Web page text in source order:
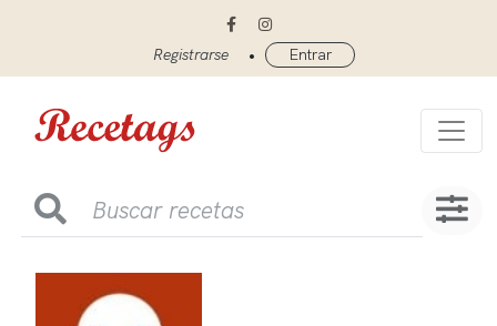
Registrarse • Entrar